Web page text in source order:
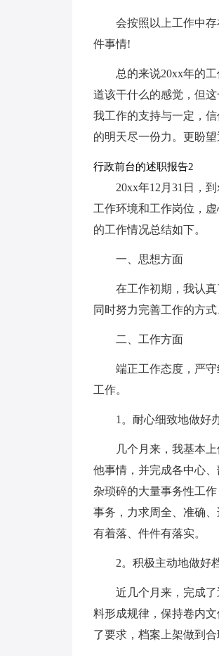
会按照以上工作中
件事情!
总的来说20xx年的
道该干什么的感觉，但
我工作的支持与一定，
的明天尽一份力。更盼
行政前台的述职报告2
20xx年12月31日，
工作环境和工作岗位，
的工作情况总结如下。
一、思想方面
在工作初期，我认
同时努力完善工作的方
二、工作方面
端正工作态度，严
工作。
1。耐心细致地做好
几个月来，我基本
他事情，并完成各中心
杂琐碎的大量事务性工
事务，力求周全、准确
有着落、件件有落实。
2。积极主动地做好
近几个月来，完成
料形成规律，保持卷内
了要求，档案上架做到